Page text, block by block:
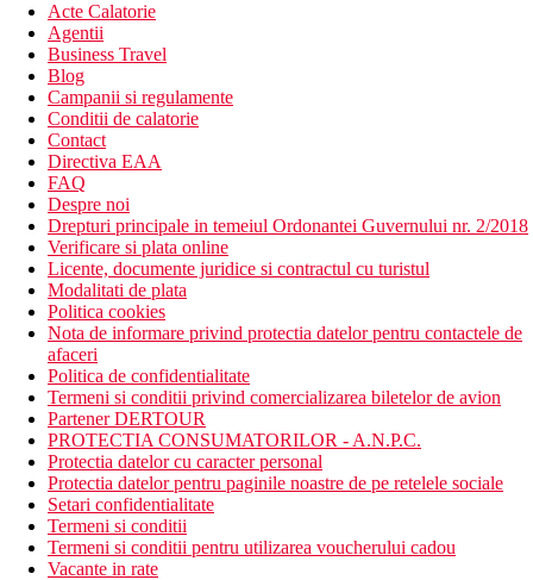
Acte Calatorie
Agentii
Business Travel
Blog
Campanii si regulamente
Conditii de calatorie
Contact
Directiva EAA
FAQ
Despre noi
Drepturi principale in temeiul Ordonantei Guvernului nr. 2/2018
Verificare si plata online
Licente, documente juridice si contractul cu turistul
Modalitati de plata
Politica cookies
Nota de informare privind protectia datelor pentru contactele de
afaceri
Politica de confidentialitate
Termeni si conditii privind comercializarea biletelor de avion
Partener DERTOUR
PROTECTIA CONSUMATORILOR - A.N.P.C.
Protectia datelor cu caracter personal
Protectia datelor pentru paginile noastre de pe retelele sociale
Setari confidentialitate
Termeni si conditii
Termeni si conditii pentru utilizarea voucherului cadou
Vacante in rate